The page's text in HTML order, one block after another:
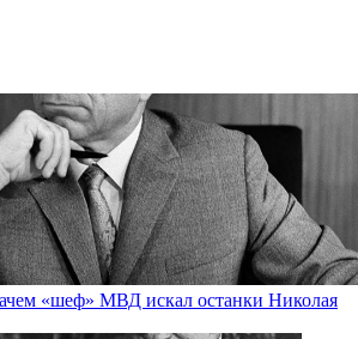
«шеф» МВД искал останки Николая